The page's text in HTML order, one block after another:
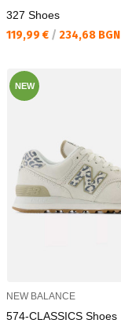
327 Shoes
Текуща цена:
119,99 € / 234,68 BGN
NEW
NEW BALANCE
574-CLASSICS Shoes